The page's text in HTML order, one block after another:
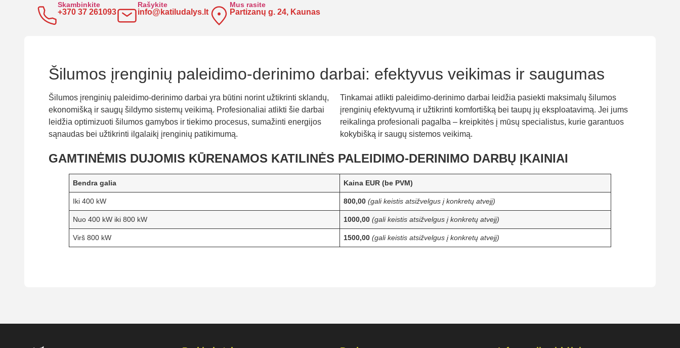
Skambinkite
+370 37 261093
Rašykite
info@katiludalys.lt
Mus rasite
Partizanų g. 24, Kaunas
Šilumos įrenginių paleidimo-derinimo darbai: efektyvus veikimas ir saugumas
Šilumos įrenginių paleidimo-derinimo darbai yra būtini norint užtikrinti sklandų,
ekonomišką ir saugų šildymo sistemų veikimą. Profesionaliai atlikti šie darbai
leidžia optimizuoti šilumos gamybos ir tiekimo procesus, sumažinti energijos
sąnaudas bei užtikrinti ilgalaikį įrenginių patikimumą.
Tinkamai atlikti paleidimo-derinimo darbai leidžia pasiekti maksimalų šilumos
įrenginių efektyvumą ir užtikrinti komfortišką bei taupų jų eksploatavimą. Jei jums
reikalinga profesionali pagalba – kreipkitės į mūsų specialistus, kurie garantuos
kokybišką ir saugų sistemos veikimą.
GAMTINĖMIS DUJOMIS KŪRENAMOS KATILINĖS PALEIDIMO-DERINIMO DARBŲ ĮKAINIAI
Bendra galia Kaina EUR (be PVM)
Iki 400 kW 800,00 (gali keistis atsižvelgus į konkretų atvejį)
Nuo 400 kW iki 800 kW 1000,00 (gali keistis atsižvelgus į konkretų atvejį)
Virš 800 kW 1500,00 (gali keistis atsižvelgus į konkretų atvejį)